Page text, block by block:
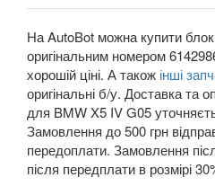
5 Series E39
M5 E39
5 Series E60
5 Series E61
На AutoBot можна купити
оригінальним номером
хорошій ціні. А також інші
оригінальні б/у. Доставка та
для BMW X5 IV G05
Замовлення до 500 грн
передоплати. Замовлення
після передплати в розмірі